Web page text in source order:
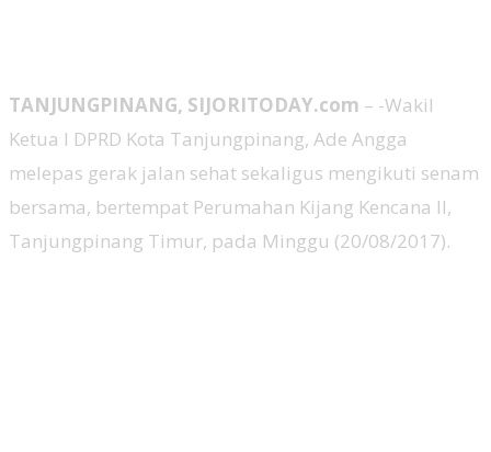
TANJUNGPINANG, SIJORITODAY.com – -Wakil
Ketua I DPRD Kota Tanjungpinang, Ade Angga
melepas gerak jalan sehat sekaligus mengikuti senam
bersama, bertempat Perumahan Kijang Kencana II,
Tanjungpinang Timur, pada Minggu (20/08/2017).